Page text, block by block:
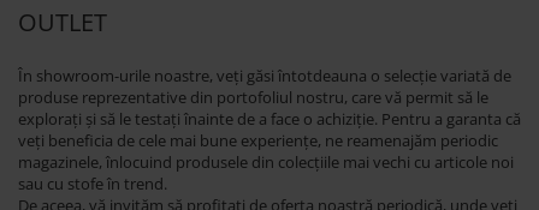
Coltare & Chaiselong
Canapele 2-3 Locuri
Accesorii Canapele
Fotolii si Demifotolii
Masuta Cafea
Mese Dining Extensibile
Scaune Bar
Banchete Dining Tapitate
Bufete si Comode
Pat Tapitat
Dressinguri
Noptiere
Saltele, Perne si Pilote
Comoda Dormitor
Noutati
Living
Dormitor
Vilmers
Canapele
OUTLET
În showroom-urile noastre, veți găsi întotdeauna o selecție variată de
produse reprezentative din portofoliul nostru, care vă permit să le
explorați și să le testați înainte de a face o achiziție. Pentru a garanta că
veți beneficia de cele mai bune experiențe, ne reamenajăm periodic
magazinele, înlocuind produsele din colecțiile mai vechi cu articole noi
sau cu stofe în trend.
De aceea, vă invităm să profitați de oferta noastră periodică, unde veți